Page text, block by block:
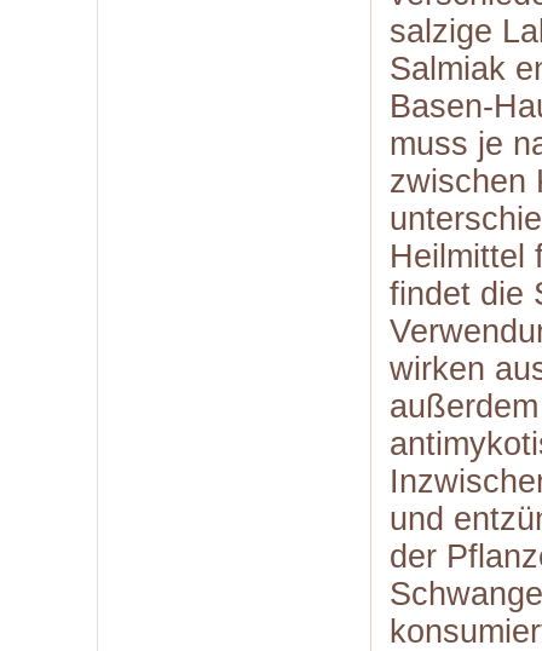
salzige
Salmiak
Basen-
muss je
zwischen
Heilmittel
findet die
wirken
und
der